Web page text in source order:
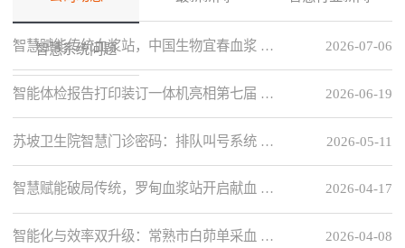
智慧系统问题 2026-07-06
智慧赋能传统血浆站，中国生物宜春血浆 …
2026-06-19
智能体检报告打印装订一体机亮相第七届 …
2026-05-11
苏坡卫生院智慧门诊密码：排队叫号系统 …
2026-04-17
智慧赋能破局传统，罗甸血浆站开启献血 …
2026-04-08
智能化与效率双升级：常熟市白茆单采血 …